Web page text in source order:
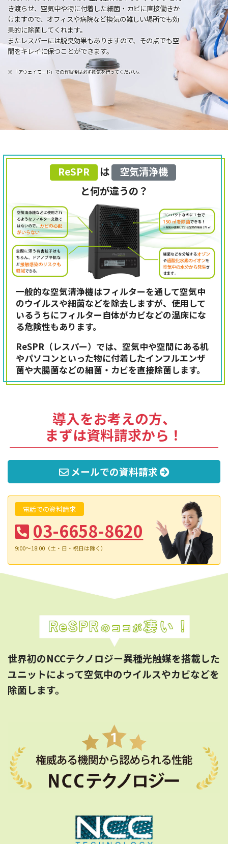
き渡らせ、空気中や物に付着した細菌・カビに直接働きか
けますので、オフィスや病院など換気の難しい場所でも効
果的に除菌してくれます。
またレスパーには脱臭効果もありますので、その点でも空
間をキレイに保つことができます。
「アウェイモード」での作動後は必ず換気を行ってください。
ReSPR は
空気清浄機
と何が違うの？
一般的な空気清浄機はフィルターを通して空気中
のウイルスや細菌などを除去しますが、使用して
いるうちにフィルター自体がカビなどの温床にな
る危険性もあります。
ReSPR（レスパー）では、空気中や空間にある机
やパソコンといった物に付着したインフルエンザ
菌や大腸菌などの細菌・カビを直接除菌します。
導入をお考えの方、
まずは資料請求から！
メールでの資料請求
電話での資料請求
03-6658-8620
9:00～18:00（土・日・祝日は除く）
世界初のNCCテクノロジー異種光触媒を搭載した
ユニットによって空気中のウイルスやカビなどを
除菌します。